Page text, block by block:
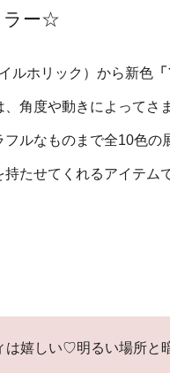
ラー☆
ルホリック）から新色
角度や動きによってさ
ルなものまで全10色
たせてくれるアイテム
は嬉しい♡明るい場所と